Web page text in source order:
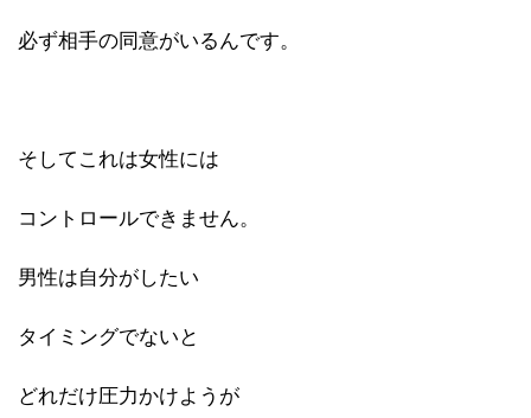
必ず相手の同意がいるんです。
そしてこれは女性には
コントロールできません。
男性は自分がしたい
タイミングでないと
どれだけ圧力かけようが